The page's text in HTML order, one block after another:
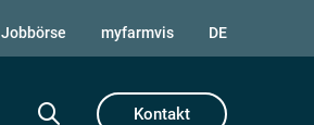
Jobbörse myfarmvis DE
Kontakt